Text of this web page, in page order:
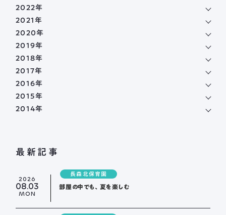
2022年
2021年
2020年
2019年
2018年
2017年
2016年
2015年
2014年
最新記事
2026
08.03
MON
長森北保育園
部屋の中でも、夏を楽しむ